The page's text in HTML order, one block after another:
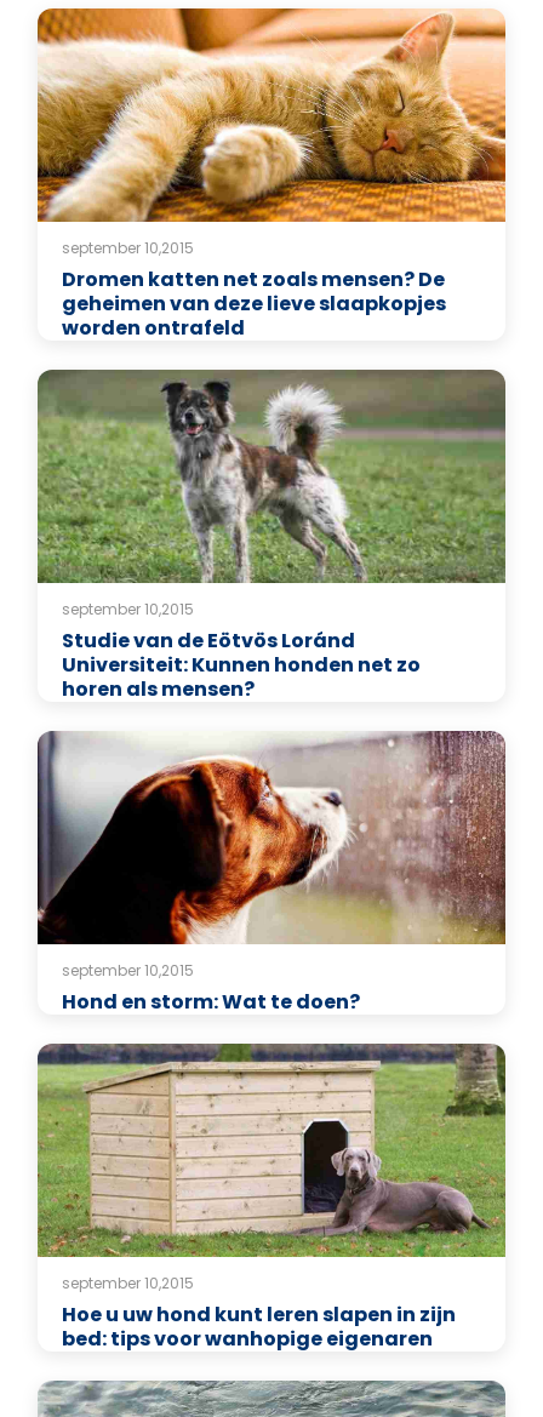
september 10,2015
Dromen katten net zoals mensen? De
geheimen van deze lieve slaapkopjes
worden ontrafeld
september 10,2015
Studie van de Eötvös Loránd
Universiteit: Kunnen honden net zo
horen als mensen?
september 10,2015
Hond en storm: Wat te doen?
september 10,2015
Hoe u uw hond kunt leren slapen in zijn
bed: tips voor wanhopige eigenaren